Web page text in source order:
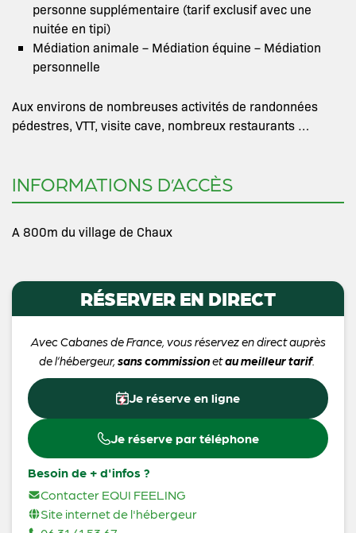
personne supplémentaire (tarif exclusif avec une
nuitée en tipi)
Médiation animale – Médiation équine – Médiation
personnelle
Aux environs de nombreuses activités de randonnées
pédestres, VTT, visite cave, nombreux restaurants …
INFORMATIONS D’ACCÈS
A 800m du village de Chaux
RÉSERVER EN DIRECT
Avec Cabanes de France, vous réservez en direct auprès
de l’hébergeur, sans commissionetau meilleur tarif.
Je réserve en ligne
Je réserve par téléphone
Besoin de + d'infos ?
Contacter EQUI FEELING
Site internet de l'hébergeur